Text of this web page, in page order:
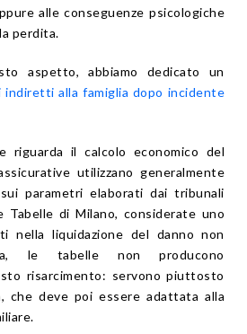
alle conseguenze psicologiche
perdita.
aspetto, abbiamo dedicato un
indiretti alla famiglia dopo incidente
riguarda il calcolo economico del
utilizzano generalmente
parametri elaborati dai tribunali
Tabelle di Milano, considerate uno
nella liquidazione del danno non
le tabelle non producono
risarcimento: servono piuttosto
che deve poi essere adattata alla